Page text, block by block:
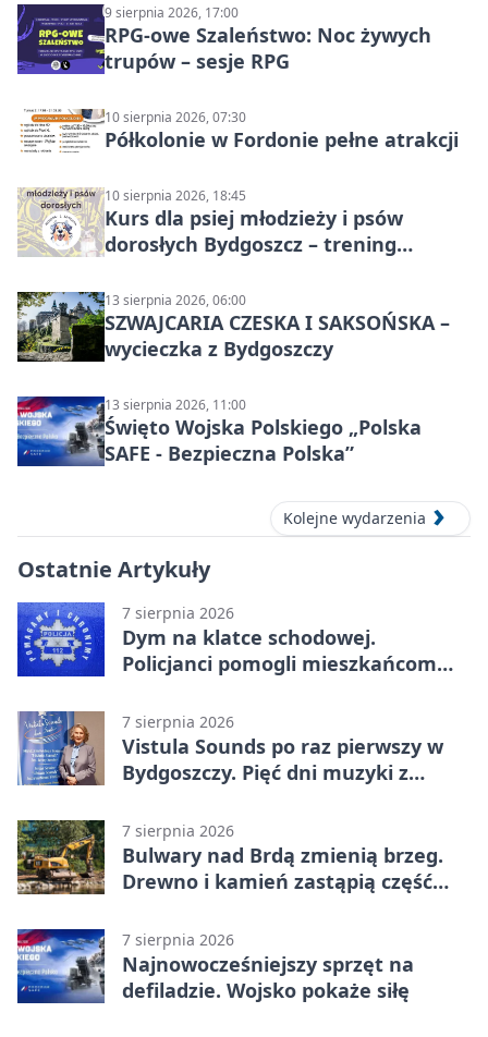
9 sierpnia 2026, 17:00
RPG-owe Szaleństwo: Noc żywych
trupów – sesje RPG
10 sierpnia 2026, 07:30
Półkolonie w Fordonie pełne atrakcji
10 sierpnia 2026, 18:45
Kurs dla psiej młodzieży i psów
dorosłych Bydgoszcz – trening
13 sierpnia 2026, 06:00
SZWAJCARIA CZESKA I SAKSOŃSKA –
wycieczka z Bydgoszczy
13 sierpnia 2026, 11:00
Święto Wojska Polskiego „Polska
SAFE - Bezpieczna Polska”
Kolejne wydarzenia
Ostatnie Artykuły
7 sierpnia 2026
Dym na klatce schodowej.
Policjanci pomogli mieszkańcom
7 sierpnia 2026
Vistula Sounds po raz pierwszy w
Bydgoszczy. Pięć dni muzyki z
7 sierpnia 2026
Bulwary nad Brdą zmienią brzeg.
Drewno i kamień zastąpią część
7 sierpnia 2026
Najnowocześniejszy sprzęt na
defiladzie. Wojsko pokaże siłę